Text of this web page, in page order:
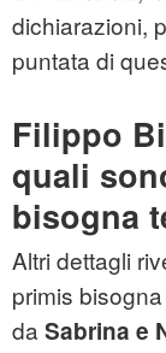
dichiarazioni,
puntata di
Filippo
quali
bisogna
Altri dettagli
primis
da Sabrina e